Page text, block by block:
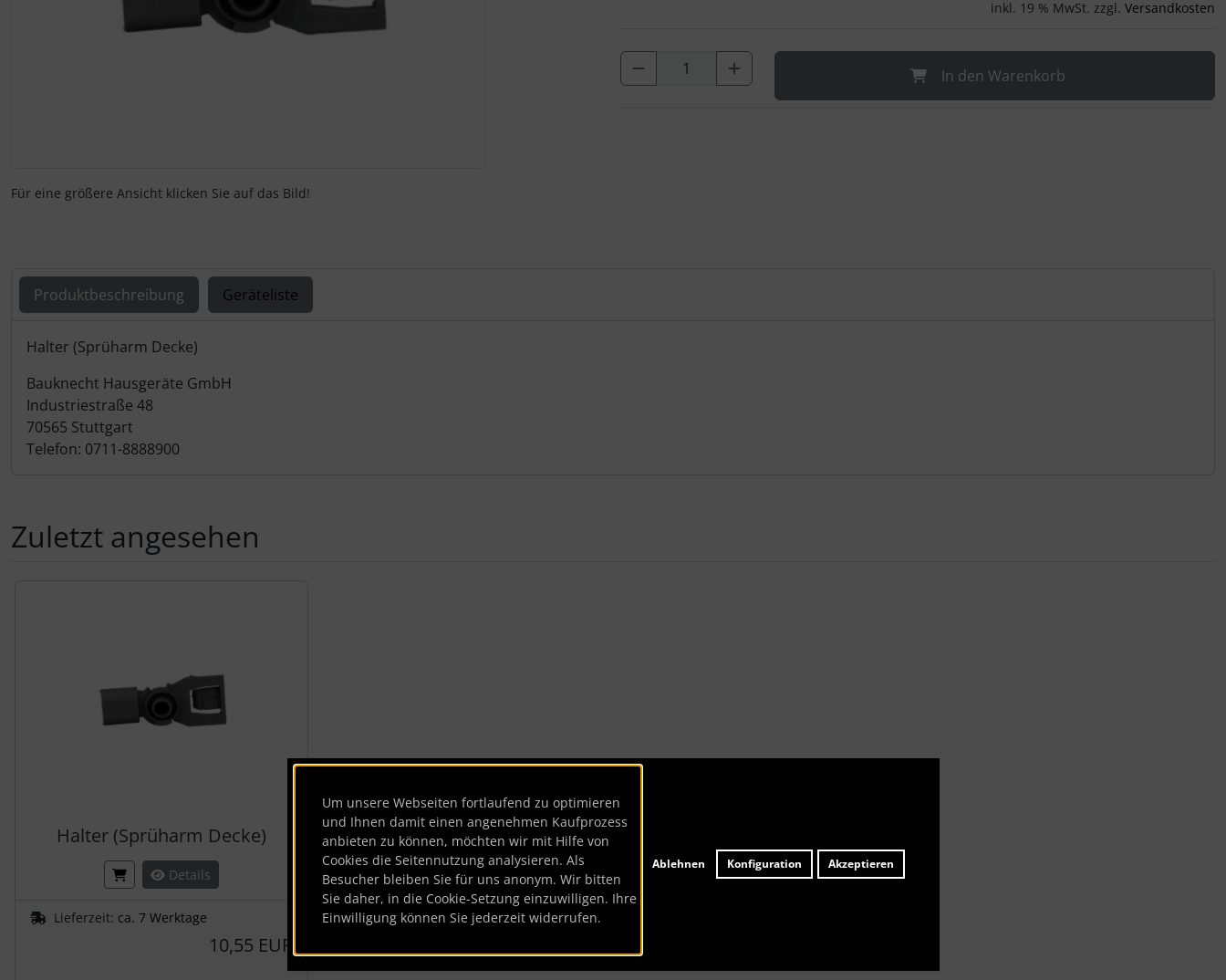
Für eine größere Ansicht klicken Sie auf das Bild!
inkl. 19 % MwSt. zzgl. Versandkosten
In den Warenkorb
Produktbeschreibung Geräteliste
Produktbeschreibung
Halter (Sprüharm Decke)
Bauknecht Hausgeräte GmbH
Industriestraße 48
70565 Stuttgart
Telefon: 0711-8888900
Zuletzt angesehen
Halter (Sprüharm Decke)
Details
Lieferzeit: ca. 7 Werktage
10,55 EUR
Um unsere Webseiten fortlaufend zu optimieren
und Ihnen damit einen angenehmen Kaufprozess
anbieten zu können, möchten wir mit Hilfe von
Cookies die Seitennutzung analysieren. Als
Besucher bleiben Sie für uns anonym. Wir bitten
Sie daher, in die Cookie-Setzung einzuwilligen. Ihre
Einwilligung können Sie jederzeit widerrufen.
Akzeptieren
Ablehnen Konfiguration